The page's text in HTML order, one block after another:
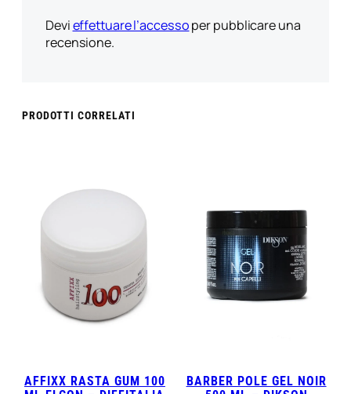
Devieffettuare l’accessoper pubblicare una
recensione.
PRODOTTI CORRELATI
AFFIXX RASTA GUM 100
BARBER POLE GEL NOIR